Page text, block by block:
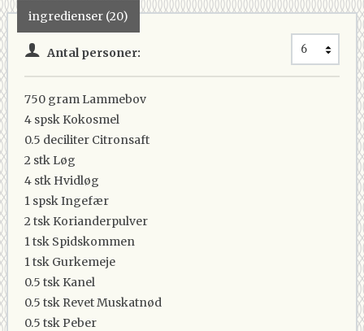
ingredienser (20)
Antal personer:
750 gram Lammebov
4 spsk Kokosmel
0.5 deciliter Citronsaft
2 stk Løg
4 stk Hvidløg
1 spskIngefær
2 tsk Korianderpulver
1 tsk Spidskommen
1 tsk Gurkemeje
0.5 tsk Kanel
0.5 tsk Revet Muskatnød
0.5 tskPeber